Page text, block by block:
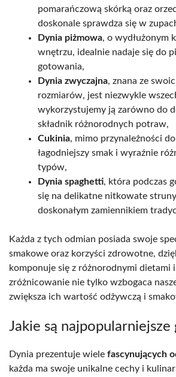
pomarańczową skórką oraz
doskonale sprawdza się w
Dynia piżmowa, o wydłużonym
wnętrzu, idealnie nadaje się do
gotowania,
Dynia zwyczajna, znana ze
rozmiarów, jest niezwykle
wykorzystujemy ją zarówno do
składnik różnorodnych potraw,
Cukinia, mimo przynależności
łagodniejszy smak i wyraźnie
typów,
Dynia spaghetti, która podczas
się na delikatne nitkowate
doskonałym zamiennikiem
Każda z tych odmian posiada swoje
smakowe oraz korzyści zdrowotne,
komponuje się z różnorodnymi dietami
zróżnicowanie nie tylko wzbogaca
zwiększa ich wartość odżywczą i
Jakie są najpopularniejsze
Dynia prezentuje wiele fascynujących
każda ma swoje unikalne cechy i